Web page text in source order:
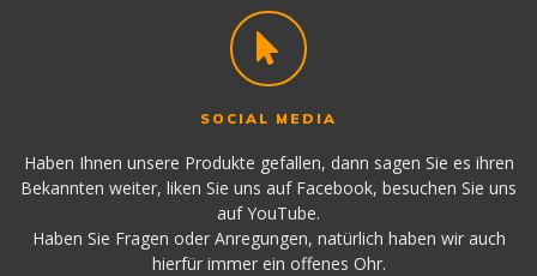
SOCIAL MEDIA
Haben Ihnen unsere Produkte gefallen, dann sagen Sie es ihren
Bekannten weiter, liken Sie uns auf Facebook, besuchen Sie uns
auf YouTube.
Haben Sie Fragen oder Anregungen, natürlich haben wir auch
hierfür immer ein offenes Ohr.